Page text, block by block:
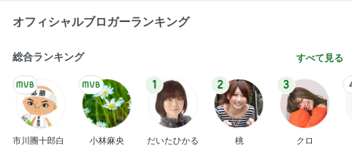
オフィシャルブロガーランキング
総合ランキング すべて見る
市川團十郎白
小林麻央
1
だいたひかる
2
桃
3
クロ